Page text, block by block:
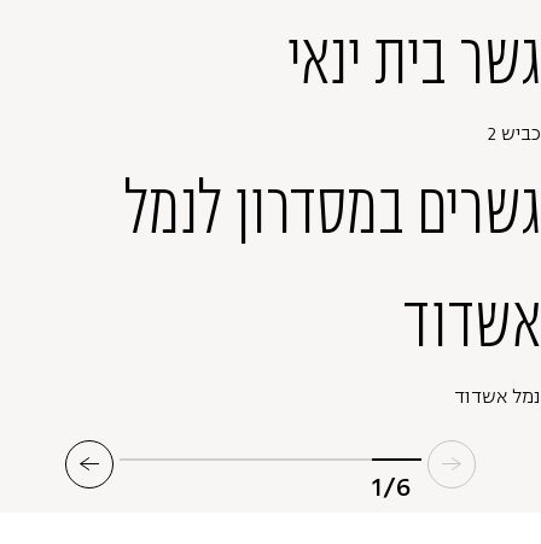
גשר בית ינאי
כביש 2
גשרים במסדרון לנמל
אשדוד
נמל אשדוד
1/6